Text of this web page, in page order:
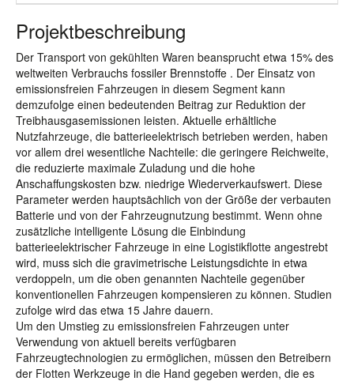
Projektbeschreibung
Der Transport von gekühlten Waren beansprucht etwa 15% des
weltweiten Verbrauchs fossiler Brennstoffe . Der Einsatz von
emissionsfreien Fahrzeugen in diesem Segment kann
demzufolge einen bedeutenden Beitrag zur Reduktion der
Treibhausgasemissionen leisten. Aktuelle erhältliche
Nutzfahrzeuge, die batterieelektrisch betrieben werden, haben
vor allem drei wesentliche Nachteile: die geringere Reichweite,
die reduzierte maximale Zuladung und die hohe
Anschaffungskosten bzw. niedrige Wiederverkaufswert. Diese
Parameter werden hauptsächlich von der Größe der verbauten
Batterie und von der Fahrzeugnutzung bestimmt. Wenn ohne
zusätzliche intelligente Lösung die Einbindung
batterieelektrischer Fahrzeuge in eine Logistikflotte angestrebt
wird, muss sich die gravimetrische Leistungsdichte in etwa
verdoppeln, um die oben genannten Nachteile gegenüber
konventionellen Fahrzeugen kompensieren zu können. Studien
zufolge wird das etwa 15 Jahre dauern.
Um den Umstieg zu emissionsfreien Fahrzeugen unter
Verwendung von aktuell bereits verfügbaren
Fahrzeugtechnologien zu ermöglichen, müssen den Betreibern
der Flotten Werkzeuge in die Hand gegeben werden, die es